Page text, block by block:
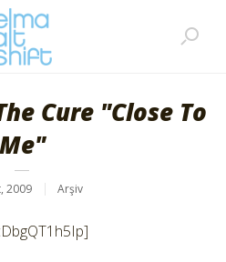
Cure "Close To
Me"
2009 Arşiv